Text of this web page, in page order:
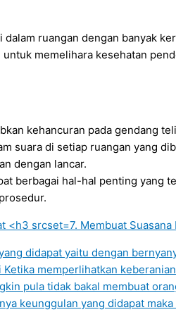
ruangan dengan banyak
memelihara kesehatan
kehancuran pada gendang
suara di setiap ruangan yang
dengan lancar.
berbagai hal-hal penting yang
7. Membuat
didapat yaitu dengan
memperlihatkan
pula tidak bakal membuat
keunggulan yang didapat